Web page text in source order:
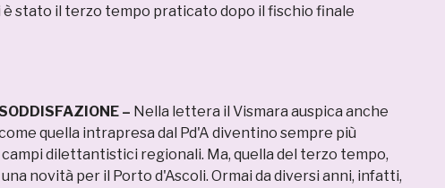
è stato il terzo tempo praticato dopo il fischio finale
– Nella lettera il Vismara auspica anche
quella intrapresa dal Pd'A diventino sempre più
dilettantistici regionali. Ma, quella del terzo tempo,
novità per il Porto d'Ascoli. Ormai da diversi anni, infatti,